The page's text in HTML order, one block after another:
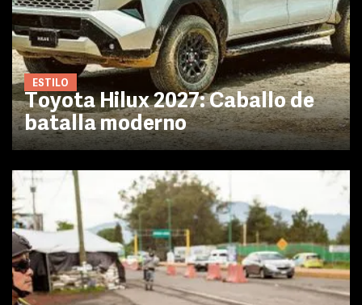
ESTILO
Toyota Hilux 2027: Caballo de
batalla moderno